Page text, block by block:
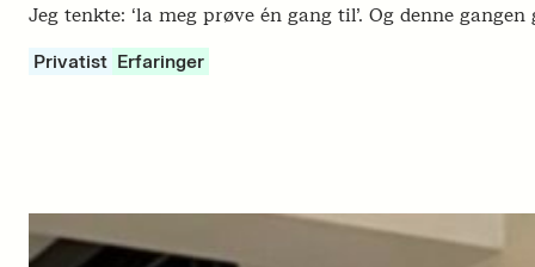
Jeg tenkte: ‘la meg prøve én gang til’. Og denne
Privatist Erfaringer